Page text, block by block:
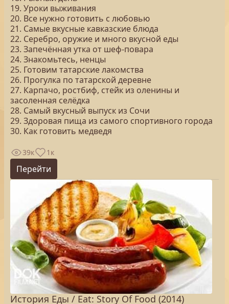
19. Уроки выживания
20. Все нужно готовить с любовью
21. Самые вкусные кавказские блюда
22. Серебро, оружие и много вкусной еды
23. Запечённая утка от шеф-повара
24. Знакомьтесь, ненцы
25. Готовим татарские лакомства
26. Прогулка по татарской деревне
27. Карпачо, ростбиф, стейк из оленины и
засоленная селёдка
28. Самый вкусный выпуск из Сочи
29. Здоровая пища из самого спортивного города
30. Как готовить медведя
39к 1к
Перейти
История Еды / Eat: Story Of Food (2014)